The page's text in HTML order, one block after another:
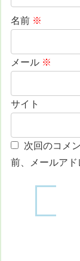
名前 ※
メール ※
サイト
次回のコメ
前、メールアド